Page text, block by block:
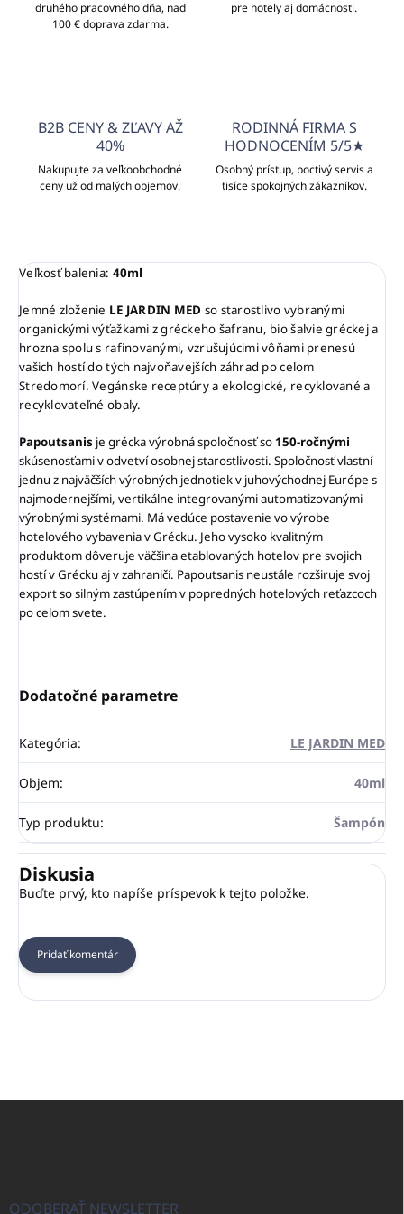
druhého pracovného dňa, nad
100 € doprava zdarma.
pre hotely aj domácnosti.
B2B CENY & ZĽAVY AŽ
40%
Nakupujte za veľkoobchodné
ceny už od malých objemov.
RODINNÁ FIRMA S
HODNOCENÍM 5/5★
Osobný prístup, poctivý servis a
tisíce spokojných zákazníkov.
Veľkosť balenia: 40ml
Jemné zloženie LE JARDIN MED so starostlivo vybranými
organickými výťažkami z gréckeho šafranu, bio šalvie gréckej a
hrozna spolu s rafinovanými, vzrušujúcimi vôňami prenesú
vašich hostí do tých najvoňavejších záhrad po celom
Stredomorí. Vegánske receptúry a ekologické, recyklované a
recyklovateľné obaly.
Papoutsanis je grécka výrobná spoločnosť so 150-ročnými
skúsenosťami v odvetví osobnej starostlivosti. Spoločnosť vlastní
jednu z najväčších výrobných jednotiek v juhovýchodnej Európe s
najmodernejšími, vertikálne integrovanými automatizovanými
výrobnými systémami. Má vedúce postavenie vo výrobe
hotelového vybavenia v Grécku. Jeho vysoko kvalitným
produktom dôveruje väčšina etablovaných hotelov pre svojich
hostí v Grécku aj v zahraničí. Papoutsanis neustále rozširuje svoj
export so silným zastúpením v popredných hotelových reťazcoch
po celom svete.
Dodatočné parametre
Kategória: LE JARDIN MED
Objem: 40ml
Typ produktu: Šampón
Diskusia
Buďte prvý, kto napíše príspevok k tejto položke.
Pridať komentár
ODOBERAŤ NEWSLETTER